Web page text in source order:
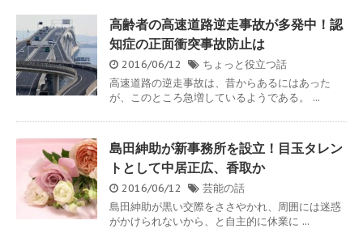
高齢者の高速道路逆走事故が多発中！認
知症の正面衝突事故防止は
2016/06/12
ちょっと役立つ話
高速道路の逆走事故は、昔からあるにはあった
が、このところ急増しているようである。 ...
島田紳助が新事務所を設立！目玉タレン
トとして中居正広、香取か
2016/06/12
芸能の話
島田紳助が黒い交際をささやかれ、周囲には迷惑
がかけられないから、と自主的に休業に ...